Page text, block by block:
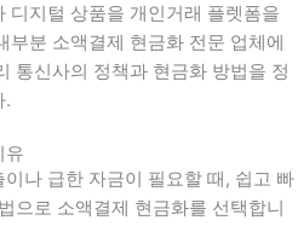
디지털 상품을 개인거래 플렛폼을
부분 소액결제 현금화 전문 업체에
통신사의 정책과 현금화 방법을 정
.
유
나 급한 자금이 필요할 때 , 쉽고 빠
으로 소액결제 현금화를 선택합니